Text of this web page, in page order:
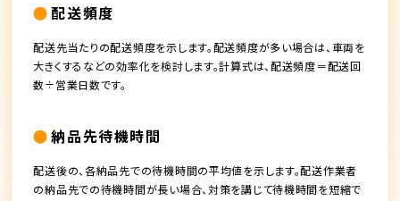
配送頻度
配送先当たりの配送頻度を示します。配送頻度が多い場合は、車両を
大きくするなどの効率化を検討します。計算式は、配送頻度＝配送回
数÷営業日数です。
納品先待機時間
配送後の、各納品先での待機時間の平均値を示します。配送作業者
の納品先での待機時間が長い場合、対策を講じて待機時間を短縮で